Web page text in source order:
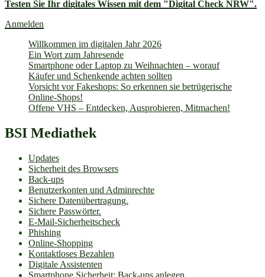
Testen Sie Ihr digitales Wissen mit dem "Digital Check NRW".
Anmelden
Willkommen im digitalen Jahr 2026
Ein Wort zum Jahresende
Smartphone oder Laptop zu Weihnachten – worauf
Käufer und Schenkende achten sollten
Vorsicht vor Fakeshops: So erkennen sie betrügerische
Online-Shops!
Offene VHS – Entdecken, Ausprobieren, Mitmachen!
BSI Mediathek
Updates
Sicherheit des Browsers
Back-ups
Benutzerkonten und Adminrechte
Sichere Datenübertragung.
Sichere Passwörter.
E-Mail-Sicherheitscheck
Phishing
Online-Shopping
Kontaktloses Bezahlen
Digitale Assistenten
Smartphone Sicherheit: Back-ups anlegen.